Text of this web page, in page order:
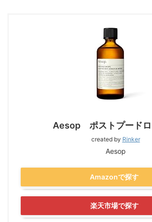
Aesop ポストプードロ
created by Rinker
Aesop
Amazonで探す
楽天市場で探す